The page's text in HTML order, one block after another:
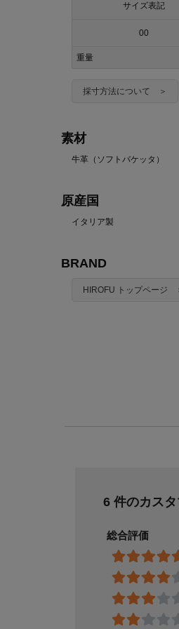
サイズ表記
00
重量
採寸方法について ＞
素材
牛革（ソフトバケッタ）
原産国
イタリア製
BRAND
HIROFU トップページ
6 件のカス
総合評価